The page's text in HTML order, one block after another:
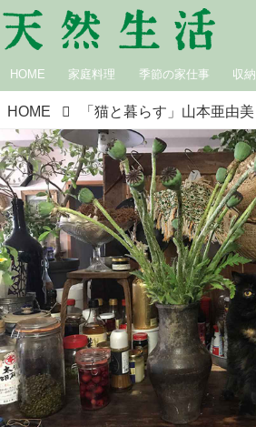
HOME 家庭料理 季節の家仕事 収納
HOME 「猫と暮らす」山本亜由美